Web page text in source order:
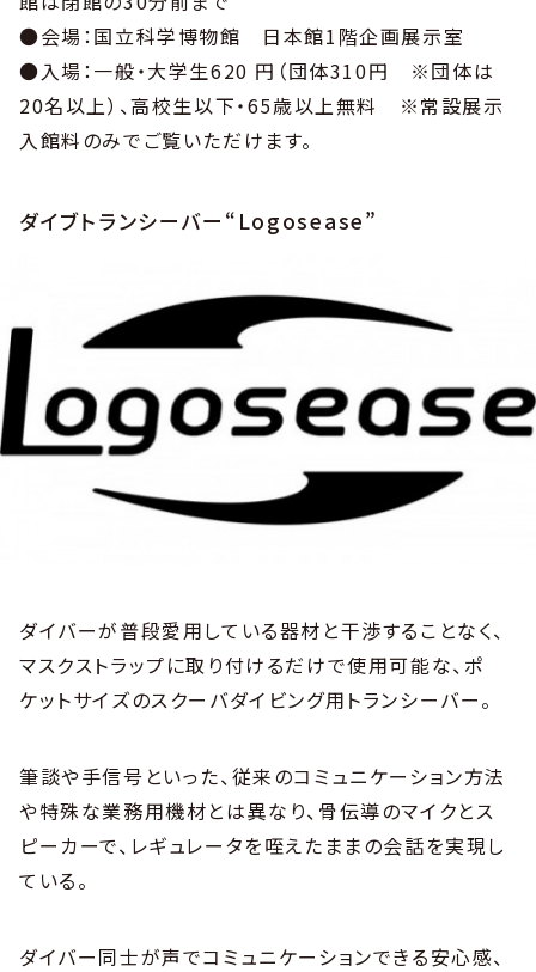
●会場：国立科学博物館 日本館1階企画展示室
●入場：一般・大学生620 円（団体310円 ※団体は
20名以上）、高校生以下・65歳以上無料 ※常設展示
入館料のみでご覧いただけます。
ダイブトランシーバー“Logosease”
ダイバーが普段愛用している器材と干渉することなく、
マスクストラップに取り付けるだけで使用可能な、ポ
ケットサイズのスクーバダイビング用トランシーバー。
筆談や手信号といった、従来のコミュニケーション方法
や特殊な業務用機材とは異なり、骨伝導のマイクとス
ピーカーで、レギュレータを咥えたままの会話を実現し
ている。
ダイバー同士が声でコミュニケーションできる安心感、